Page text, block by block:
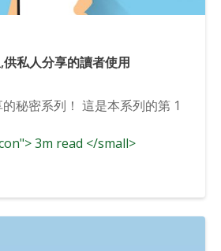
私人分享的讀者使用
秘密系列！ 這是本系列的第 1
3m read </small>